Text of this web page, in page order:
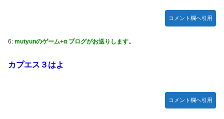
備)」「ジェスタ (シェザール隊仕様 B&C班装備)」【11時予
【アイマス】 アイドル達が雑談してるだけ【モバマス】
【艦これ】みんなもう終わってそうだから聞くんだけど E3-
コメント欄へ引用
6: mutyunのゲーム+α ブログがお送りします。
カプエス３はよ
コメント欄へ引用